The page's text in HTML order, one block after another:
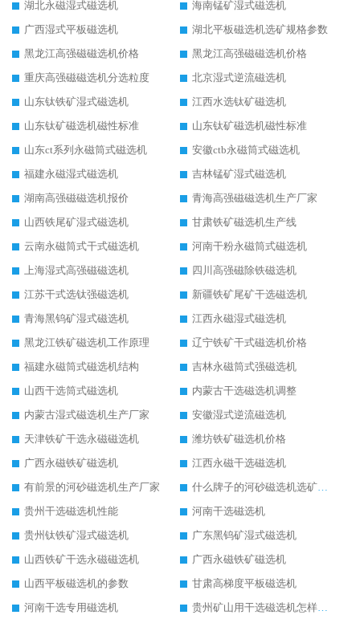
湖北永磁湿式磁选机
海南锰矿湿式磁选机
广西湿式平板磁选机
湖北平板磁选机选矿规格参数
黑龙江高强磁磁选机价格
黑龙江高强磁磁选机价格
重庆高强磁磁选机分选粒度
北京湿式逆流磁选机
山东钛铁矿湿式磁选机
江西水选钛矿磁选机
山东钛矿磁选机磁性标准
山东钛矿磁选机磁性标准
山东ct系列永磁筒式磁选机
安徽ctb永磁筒式磁选机
福建永磁湿式磁选机
吉林锰矿湿式磁选机
湖南高强磁磁选机报价
青海高强磁磁选机生产厂家
山西铁尾矿湿式磁选机
甘肃铁矿磁选机生产线
云南永磁筒式干式磁选机
河南干粉永磁筒式磁选机
上海湿式高强磁磁选机
四川高强磁除铁磁选机
江苏干式选钛强磁选机
新疆铁矿尾矿干选磁选机
青海黑钨矿湿式磁选机
江西永磁湿式磁选机
黑龙江铁矿磁选机工作原理
辽宁铁矿干式磁选机价格
福建永磁筒式磁选机结构
吉林永磁筒式强磁选机
山西干选筒式磁选机
内蒙古干选磁选机调整
内蒙古湿式磁选机生产厂家
安徽湿式逆流磁选机
天津铁矿干选永磁磁选机
潍坊铁矿磁选机价格
广西永磁铁矿磁选机
江西永磁干选磁选机
有前景的河砂磁选机生产厂家
什么牌子的河砂磁选机选矿效果好
贵州干选磁选机性能
河南干选磁选机
贵州钛铁矿湿式磁选机
广东黑钨矿湿式磁选机
山西铁矿干选永磁磁选机
广西永磁铁矿磁选机
山西平板磁选机的参数
甘肃高梯度平板磁选机
河南干选专用磁选机
贵州矿山用干选磁选机怎样调磁